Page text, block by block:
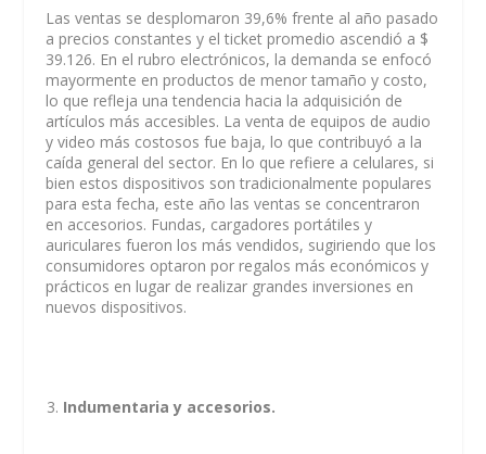
Las ventas se desplomaron 39,6% frente al año pasado
a precios constantes y el ticket promedio ascendió a $
39.126. En el rubro electrónicos, la demanda se enfocó
mayormente en productos de menor tamaño y costo,
lo que refleja una tendencia hacia la adquisición de
artículos más accesibles. La venta de equipos de audio
y video más costosos fue baja, lo que contribuyó a la
caída general del sector. En lo que refiere a celulares, si
bien estos dispositivos son tradicionalmente populares
para esta fecha, este año las ventas se concentraron
en accesorios. Fundas, cargadores portátiles y
auriculares fueron los más vendidos, sugiriendo que los
consumidores optaron por regalos más económicos y
prácticos en lugar de realizar grandes inversiones en
nuevos dispositivos.
Indumentaria y accesorios.